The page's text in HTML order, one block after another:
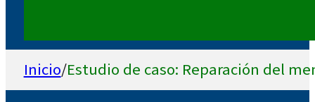
Inicio/Estudio de caso: Reparación del